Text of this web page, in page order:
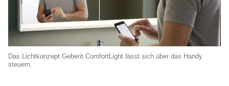
Das Lichtkonzept Geberit ComfortLight lässt sich über das Handy
steuern.